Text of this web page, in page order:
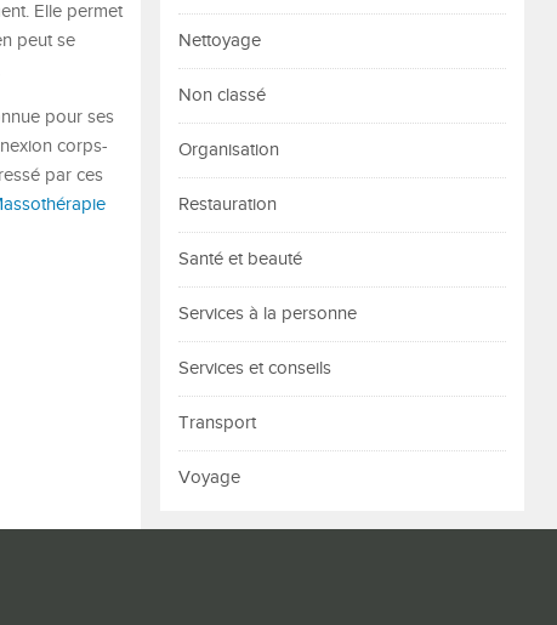
Elle permet
peut se
pour ses
corps-
par ces
Nettoyage
Non classé
Organisation
Restauration
Santé et beauté
Services à la personne
Services et conseils
Transport
Voyage